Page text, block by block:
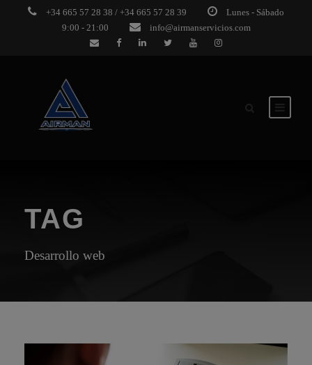
+34 665 57 28 38 / +34 665 57 28 39
Lunes - Sábado
9:00 - 21:00
info@airmanservicios.com
TAG
Desarrollo web